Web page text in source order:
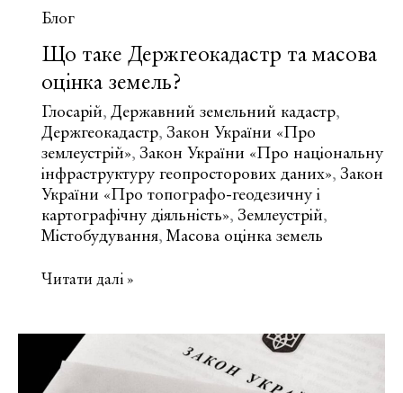
Блог
Що таке Держгеокадастр та масова
оцінка земель?
Глосарій, Державний земельний кадастр,
Держгеокадастр, Закон України «Про
землеустрій», Закон України «Про національну
інфраструктуру геопросторових даних», Закон
України «Про топографо-геодезичну і
картографічну діяльність», Землеустрій,
Містобудування,Масова оцінка земель
Що
масова
оцінка
Читати далі »